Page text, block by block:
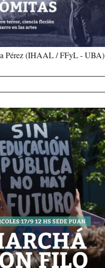
Pérez (IHAAL / FFyL - UBA)